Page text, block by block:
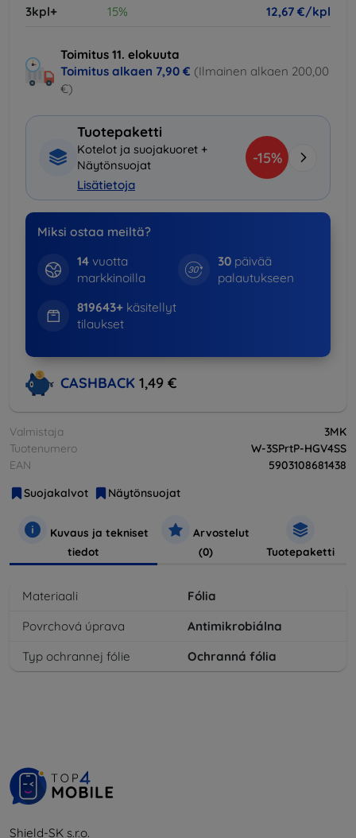
3kpl+ 15% 12,67 €/kpl
Toimitus 11. elokuuta
Toimitus alkaen 7,90 € (Ilmainen alkaen 200,00
€)
Tuotepaketti
Kotelot ja suojakuoret +
Näytönsuojat
Lisätietoja
-15%
Miksi ostaa meiltä?
14vuotta
markkinoilla
30 päivää
palautukseen
819643+käsitellyt
tilaukset
CASHBACK 1,49 €
Valmistaja
3MK
Tuotenumero
W-3SPrtP-HGV4SS
EAN
5903108681438
Suojakalvot
Näytönsuojat
Kuvaus ja tekniset
tiedot
Arvostelut
(0)
Tuotepaketti
Materiaali
Fólia
Povrchová úprava
Antimikrobiálna
Typ ochrannej fólie
Ochranná fólia
Shield-SK s.r.o.